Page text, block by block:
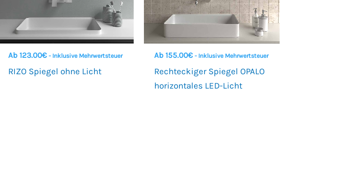
Ab 123.00€ - Inklusive Mehrwertsteuer
RIZO Spiegel ohne Licht
Ab 155.00€ - Inklusive Mehrwertsteuer
Rechteckiger Spiegel OPALO
horizontales LED-Licht